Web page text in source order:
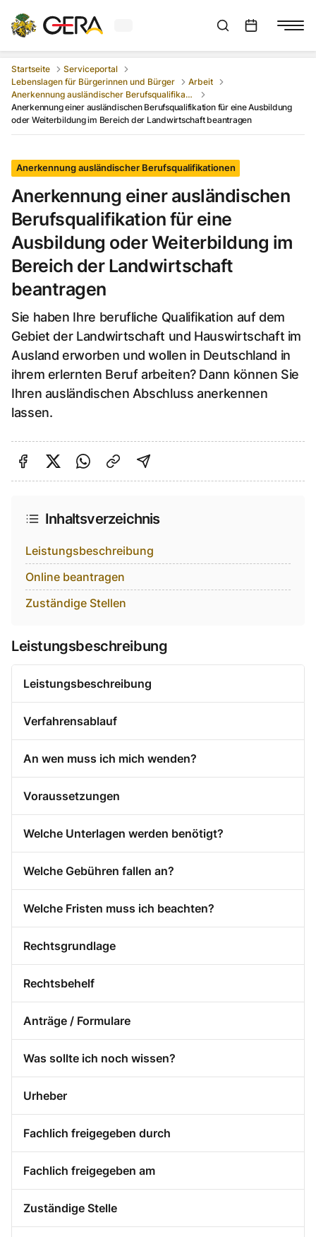
Aktuelles Wetter in GeraSuchleiste anzeigen
Startseite
Serviceportal
Lebenslagen für Bürgerinnen und Bürger
Arbeit
Anerkennung ausländischer Berufsqualifikationen
Anerkennung einer ausländischen Berufsqualifikation für eine Ausbildung
oder Weiterbildung im Bereich der Landwirtschaft beantragen
Anerkennung ausländischer Berufsqualifikationen
Anerkennung einer ausländischen
Berufsqualifikation für eine
Ausbildung oder Weiterbildung im
Bereich der Landwirtschaft
beantragen
Sie haben Ihre berufliche Qualifikation auf dem
Gebiet der Landwirtschaft und Hauswirtschaft im
Ausland erworben und wollen in Deutschland in
ihrem erlernten Beruf arbeiten? Dann können Sie
Ihren ausländischen Abschluss anerkennen
lassen.
Auf Facebook teilen
Auf Twitter teilen
Per Link teilen
shareViaEmail
Inhaltsverzeichnis
Leistungsbeschreibung
Online beantragen
Zuständige Stellen
Leistungsbeschreibung
Leistungsbeschreibung
Verfahrensablauf
An wen muss ich mich wenden?
Voraussetzungen
Welche Unterlagen werden benötigt?
Welche Gebühren fallen an?
Welche Fristen muss ich beachten?
Rechtsgrundlage
Rechtsbehelf
Anträge / Formulare
Was sollte ich noch wissen?
Urheber
Fachlich freigegeben durch
Fachlich freigegeben am
Zuständige Stelle